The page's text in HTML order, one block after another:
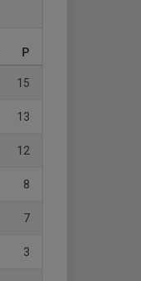
P
15
13
12
8
7
3